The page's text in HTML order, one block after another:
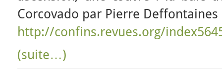
Corcovado par Pierre
http://confins.revues.org/
(suite…)